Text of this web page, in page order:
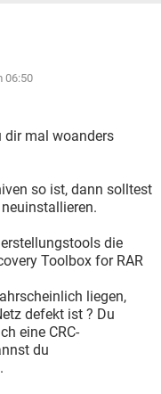
06:50
dir mal woanders
so ist, dann solltest
die
Toolbox for RAR
liegen,
defekt ist ? Du
eine CRC-
du